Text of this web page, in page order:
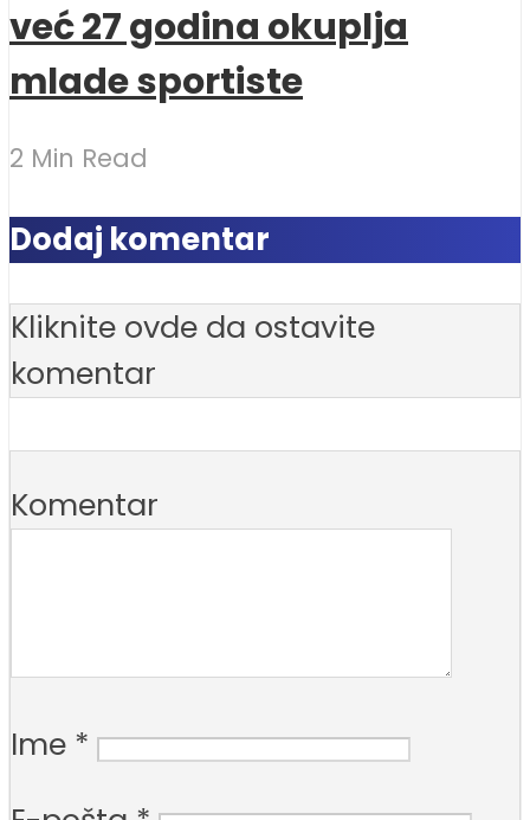
već 27 godina okuplja
mlade sportiste
2 Min Read
Dodaj komentar
Kliknite ovde da ostavite
komentar
Komentar
Ime *